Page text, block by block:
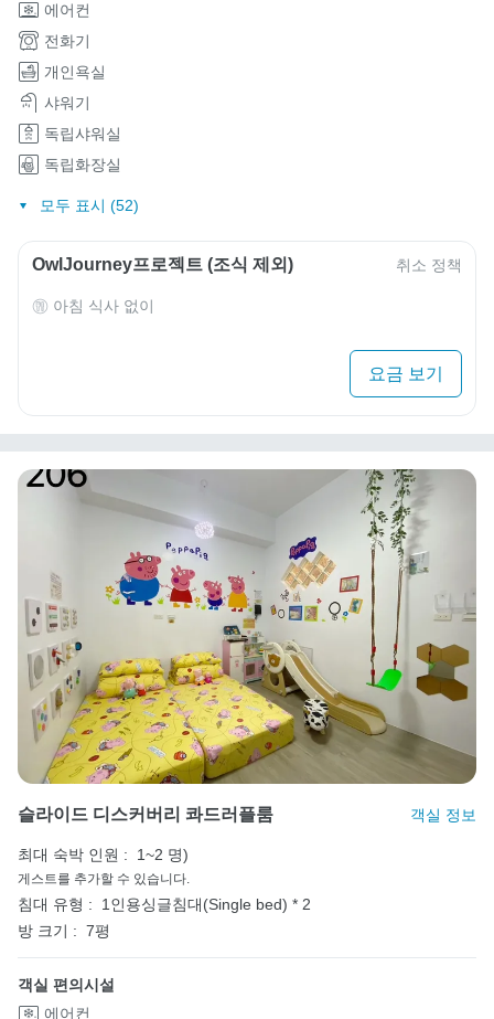
에어컨
전화기
개인욕실
샤워기
독립샤워실
독립화장실
모두 표시 (52)
OwlJourney프로젝트 (조식 제외) 취소 정책
아침 식사 없이
요금 보기
슬라이드 디스커버리 콰드러플룸 객실 정보
최대 숙박 인원 : 1~2 명)
게스트를 추가할 수 있습니다.
침대 유형 :
1인용싱글침대(Single bed) * 2
방 크기 : 7평
객실 편의시설
에어컨